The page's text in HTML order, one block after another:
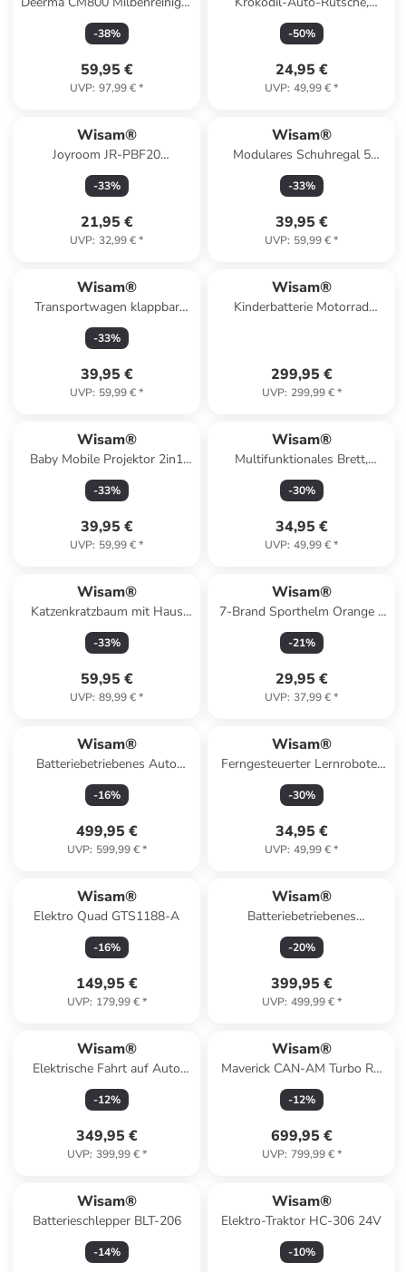
– Anti-Milben & UV
-38%
59,95 €
UVP: 97,99 €*
Balance-Bahn, 5 Ebenen
-50%
24,95 €
UVP: 49,99 €*
Wisam®
Joyroom JR-PBF20
Powerbank 10.000mAh 25W
-33%
21,95 €
UVP: 32,99 €*
Wisam®
Modulares Schuhregal 5
Fächer transparent
Stecksystem
-33%
39,95 €
UVP: 59,99 €*
Wisam®
Transportwagen klappbar
Aluminium 70 kg leicht
-33%
39,95 €
UVP: 59,99 €*
Wisam®
Kinderbatterie Motorrad
299,95 €
UVP: 299,99 €*
Wisam®
Baby Mobile Projektor 2in1
Musik Fernbedienung
-33%
39,95 €
UVP: 59,99 €*
Wisam®
Multifunktionales Brett,
interaktiver Tisch für
-30%
34,95 €
UVP: 49,99 €*
Wisam®
Katzenkratzbaum mit Haus
Tunnel 107cm Plattform
-33%
59,95 €
UVP: 89,99 €*
Wisam®
7-Brand Sporthelm Orange –
Sicher & leicht (52-56cm)
-21%
29,95 €
UVP: 37,99 €*
Wisam®
Batteriebetriebenes Auto
Buggy S2588
-16%
499,95 €
UVP: 599,99 €*
Wisam®
Ferngesteuerter Lernroboter
RC mit Sprachfunktion,
tanzenden
-30%
34,95 €
UVP: 49,99 €*
Wisam®
Elektro Quad GTS1188-A
-16%
149,95 €
UVP: 179,99 €*
Wisam®
Batteriebetriebenes
Motocross-Bike A9901
-20%
399,95 €
UVP: 499,99 €*
Wisam®
Elektrische Fahrt auf Auto
CH9956
-12%
349,95 €
UVP: 399,99 €*
Wisam®
Maverick CAN-AM Turbo RS
STRONG AIR Elektro-
Kinderauto
-12%
699,95 €
UVP: 799,99 €*
Wisam®
Batterieschlepper BLT-206
-14%
Wisam®
Elektro-Traktor HC-306 24V
-10%